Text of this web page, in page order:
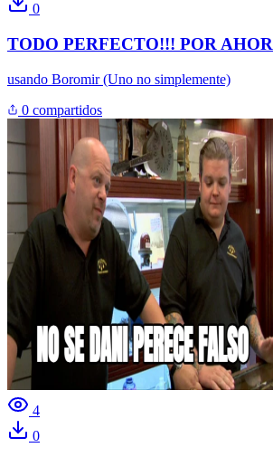
0
TODO PERFECTO!!! POR
usando Boromir (Uno no simplemente)
0 compartidos
4
0